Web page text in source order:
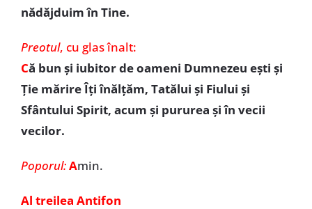
nădăjduim în Tine.
Preotul, cu glas înalt:
Că bun şi iubitor de oameni Dumnezeu eşti şi
Ţie mărire Îţi înălţăm, Tatălui şi Fiului şi
Sfântului Spirit, acum şi pururea şi în vecii
vecilor.
Poporul:Amin.
Al treilea Antifon